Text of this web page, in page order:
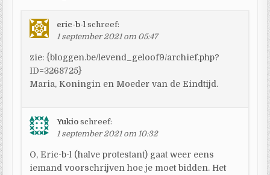
eric-b-l schreef:
1 september 2021 om 05:47
zie: {bloggen.be/levend_geloof9/archief.php?
ID=3268725}
Maria, Koningin en Moeder van de Eindtijd.
Yukio schreef:
1 september 2021 om 10:32
O, Eric-b-l (halve protestant) gaat weer eens
iemand voorschrijven hoe je moet bidden. Het